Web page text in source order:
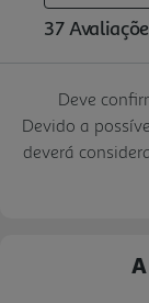
Deve
Devido a
deverá